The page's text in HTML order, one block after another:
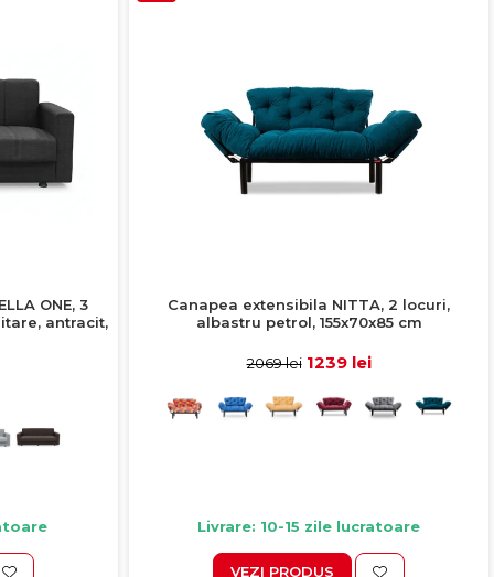
ONE, 3
antracit,
Canapea extensibila NITTA, 2 locuri,
albastru petrol, 155x70x85 cm
2069 lei 1239 lei
Livrare: 10-15 zile lucratoare
VEZI PRODUS